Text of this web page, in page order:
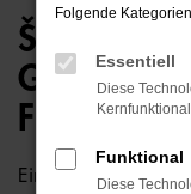
ŠKODA
FÜR
Ein Škoda Kamiq
Folgende
Essentiell
Diese
Funktional
Diese